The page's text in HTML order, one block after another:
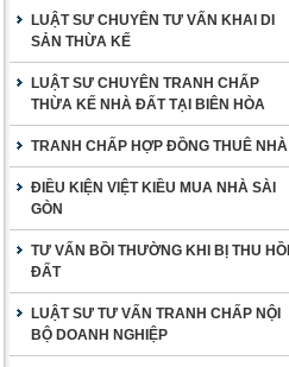
LUẬT SƯ CHUYÊN TƯ VẤN KHAI DI
SẢN THỪA KẾ
LUẬT SƯ CHUYÊN TRANH CHẤP
THỪA KẾ NHÀ ĐẤT TẠI BIÊN HÒA
TRANH CHẤP HỢP ĐỒNG THUÊ NHÀ
ĐIỀU KIỆN VIỆT KIỀU MUA NHÀ SÀI
GÒN
TƯ VẤN BỒI THƯỜNG KHI BỊ THU HỒI
ĐẤT
LUẬT SƯ TƯ VẤN TRANH CHẤP NỘI
BỘ DOANH NGHIỆP